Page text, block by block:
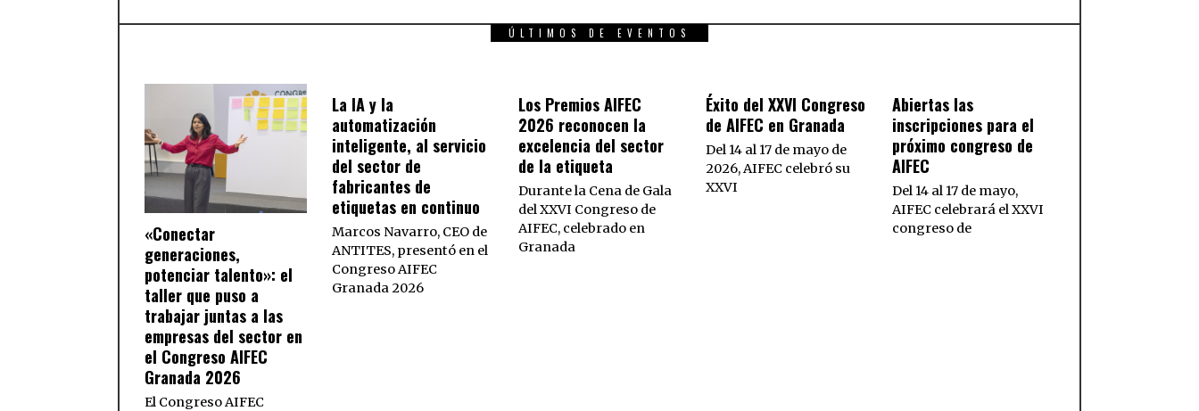
ÚLTIMOS DE EVENTOS
«Conectar
generaciones,
potenciar talento»: el
taller que puso a
trabajar juntas a las
empresas del sector en
el Congreso AIFEC
Granada 2026
El Congreso AIFEC
La IA y la
automatización
inteligente, al servicio
del sector de
fabricantes de
etiquetas en continuo
Marcos Navarro, CEO de
ANTITES, presentó en el
Congreso AIFEC
Granada 2026
Los Premios AIFEC
2026 reconocen la
excelencia del sector
de la etiqueta
Durante la Cena de Gala
del XXVI Congreso de
AIFEC, celebrado en
Granada
Éxito del XXVI Congreso
de AIFEC en Granada
Del 14 al 17 de mayo de
2026, AIFEC celebró su
XXVI
Abiertas las
inscripciones para el
próximo congreso de
AIFEC
Del 14 al 17 de mayo,
AIFEC celebrará el XXVI
congreso de